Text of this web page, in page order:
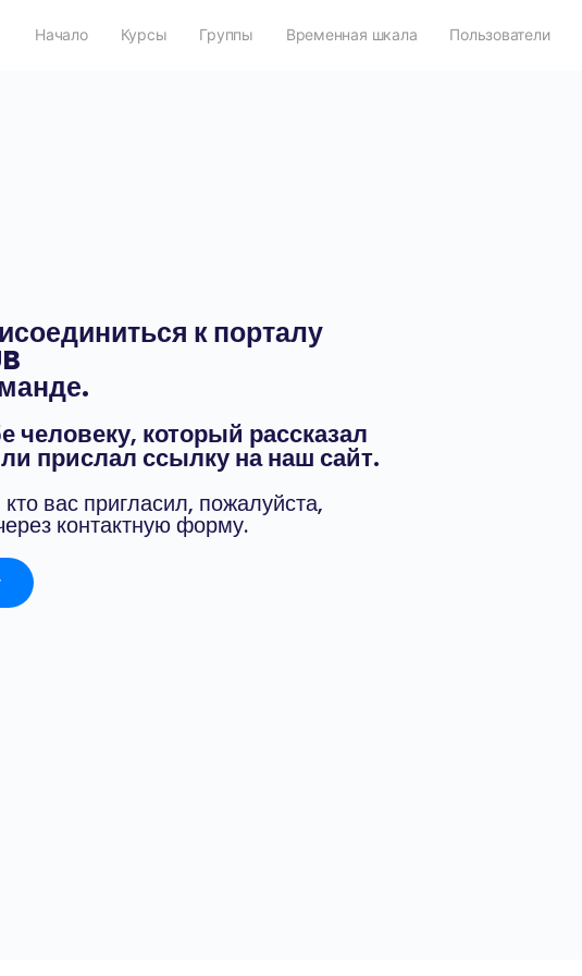
Начало Курсы Группы Временная шкала Пользователи
к порталу
человеку, который рассказал
прислал ссылку на наш сайт.
вас пригласил, пожалуйста,
контактную форму.